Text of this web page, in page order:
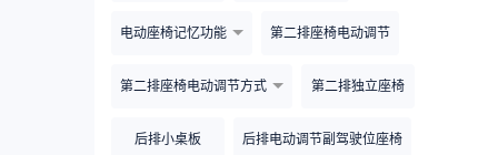
电动座椅记忆功能 第二排座椅电动调节
第二排座椅电动调节方式 第二排独立座椅
后排小桌板 后排电动调节副驾驶位座椅